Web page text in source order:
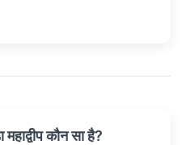
कौन सा है?